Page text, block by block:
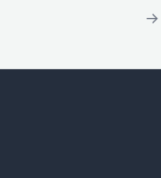
→